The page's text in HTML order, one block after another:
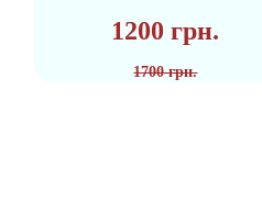
1200 грн.
1700 грн.